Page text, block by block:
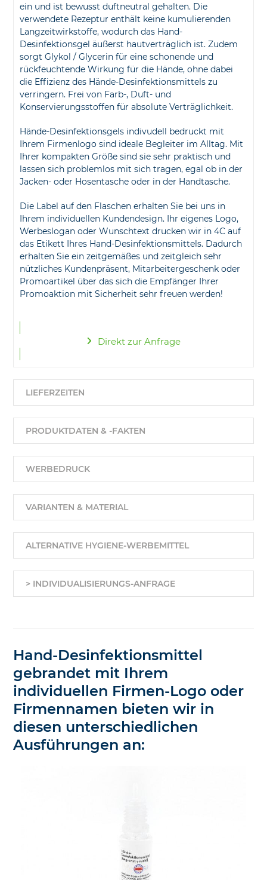
ein und ist bewusst duftneutral gehalten. Die
verwendete Rezeptur enthält keine kumulierenden
Langzeitwirkstoffe, wodurch das Hand-
Desinfektionsgel äußerst hautverträglich ist. Zudem
sorgt Glykol / Glycerin für eine schonende und
rückfeuchtende Wirkung für die Hände, ohne dabei
die Effizienz des Hände-Desinfektionsmittels zu
verringern. Frei von Farb-, Duft- und
Konservierungsstoffen für absolute Verträglichkeit.
Hände-Desinfektionsgels indivudell bedruckt mit
Ihrem Firmenlogo sind ideale Begleiter im Alltag. Mit
Ihrer kompakten Größe sind sie sehr praktisch und
lassen sich problemlos mit sich tragen, egal ob in der
Jacken- oder Hosentasche oder in der Handtasche.
Die Label auf den Flaschen erhalten Sie bei uns in
Ihrem individuellen Kundendesign. Ihr eigenes Logo,
Werbeslogan oder Wunschtext drucken wir in 4C auf
das Etikett Ihres Hand-Desinfektionsmittels. Dadurch
erhalten Sie ein zeitgemäßes und zeitgleich sehr
nützliches Kundenpräsent, Mitarbeitergeschenk oder
Promoartikel über das sich die Empfänger Ihrer
Promoaktion mit Sicherheit sehr freuen werden!
Direkt zur Anfrage
LIEFERZEITEN
PRODUKTDATEN & -FAKTEN
WERBEDRUCK
VARIANTEN & MATERIAL
ALTERNATIVE HYGIENE-WERBEMITTEL
> INDIVIDUALISIERUNGS-ANFRAGE
Hand-Desinfektionsmittel
gebrandet mit Ihrem
individuellen Firmen-Logo oder
Firmennamen bieten wir in
diesen unterschiedlichen
Ausführungen an: